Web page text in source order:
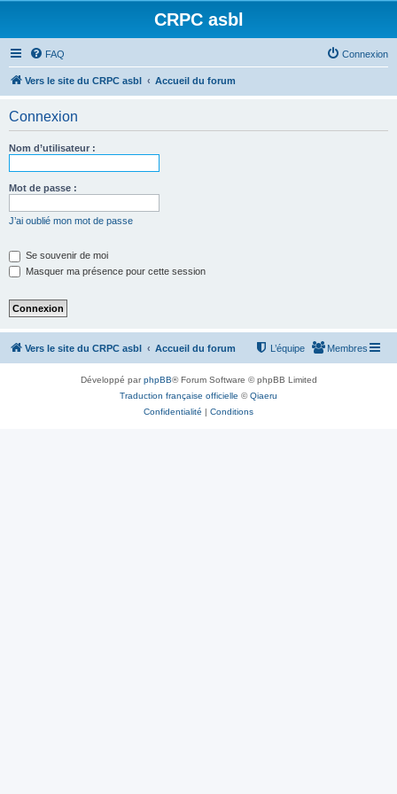
CRPC asbl
FAQ Connexion
Vers le site du CRPC asbl Accueil du forum
Connexion
Nom d’utilisateur :
Mot de passe :
J’ai oublié mon mot de passe
Se souvenir de moi
Masquer ma présence pour cette session
Vers le site du CRPC asbl Accueil du forum Membres
L’équipe
Développé parphpBB® Forum Software © phpBB Limited
Traduction française officielle ©Qiaeru
Confidentialité | Conditions